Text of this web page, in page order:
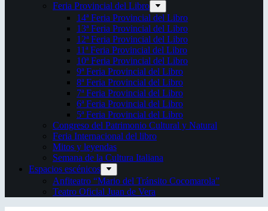
Feria Provincial del Libro
14ª Feria Provincial del Libro
13ª Feria Provincial del Libro
12ª Feria Provincial del Libro
11ª Feria Provincial del Libro
10ª Feria Provincial del Libro
9ª Feria Provincial del Libro
8ª Feria Provincial del Libro
7ª Feria Provincial del Libro
6ª Feria Provincial del Libro
5ª Feria Provincial del Libro
Congreso del Patrimonio Cultural y Natural
Feria Internacional del libro
Mitos y leyendas
Semana de la Cultura Italiana
Espacios escénicos
Anfiteatro “Mario del Tránsito Cocomarola”
Teatro Oficial Juan de Vera